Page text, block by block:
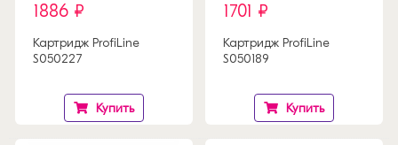
1886 ₽
Картридж ProfiLine
S050227
Купить
1701 ₽
Картридж ProfiLine
S050189
Купить